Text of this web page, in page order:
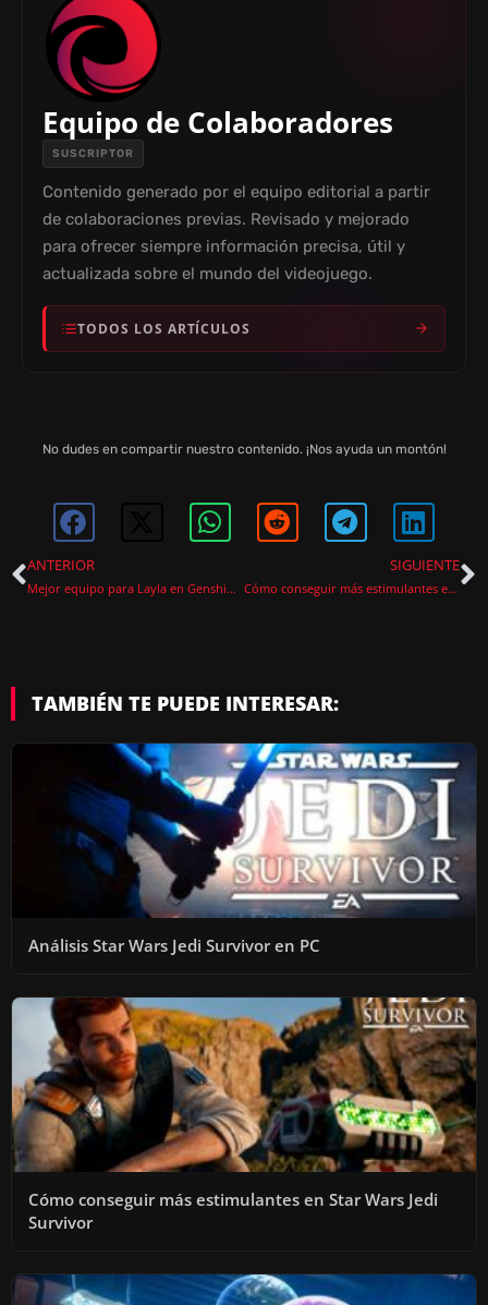
Equipo de Colaboradores
SUSCRIPTOR
Contenido generado por el equipo editorial a partir
de colaboraciones previas. Revisado y mejorado
para ofrecer siempre información precisa, útil y
actualizada sobre el mundo del videojuego.
TODOS LOS ARTÍCULOS
No dudes en compartir nuestro contenido. ¡Nos ayuda un montón!
ANTERIOR
Mejor equipo para Layla en Genshin Impact
SIGUIENTE
Cómo conseguir más estimulantes en Star Wars Jedi Survivor
TAMBIÉN TE PUEDE INTERESAR:
Análisis Star Wars Jedi Survivor en PC
Cómo conseguir más estimulantes en Star Wars Jedi
Survivor